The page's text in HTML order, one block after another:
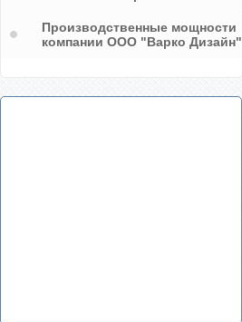
Производственные мощности
компании ООО "Варко Дизайн"